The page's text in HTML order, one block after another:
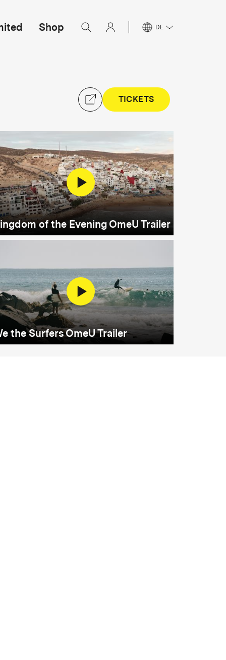
Shop DE
TICKETS
of the Evening OmeU Trailer
the Surfers OmeU Trailer